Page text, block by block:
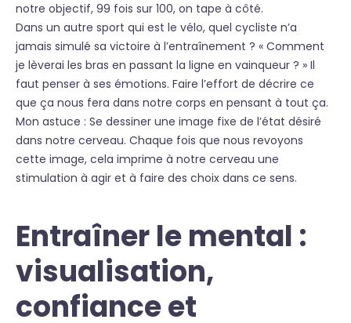
notre objectif, 99 fois sur 100, on tape à côté.
Dans un autre sport qui est le vélo, quel cycliste n’a
jamais simulé sa victoire à l’entraînement ? « Comment
je lèverai les bras en passant la ligne en vainqueur ? » Il
faut penser à ses émotions. Faire l’effort de décrire ce
que ça nous fera dans notre corps en pensant à tout ça.
Mon astuce : Se dessiner une image fixe de l’état désiré
dans notre cerveau. Chaque fois que nous revoyons
cette image, cela imprime à notre cerveau une
stimulation à agir et à faire des choix dans ce sens.
Entraîner le mental :
visualisation,
confiance et